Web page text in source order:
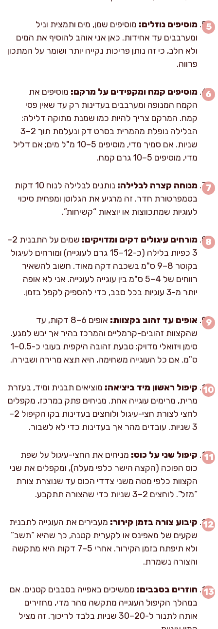
מוסיפים נוזלים: מוסיפים שמן, מים ותמצית וניל
ומערבבים עד אחידות. כאן אני אוהב להוסיף את המים
ולא חלב, כי זה נותן פריכות נקייה יותר ושומר על המתכון
פרווה.
מוסיפים קמח ומקפידים על מרקם: מוסיפים את
הקמח המנופה ומערבבים בעדינות רק עד שאין פסי
קמח. המרקם צריך להיות כמו שמנת מתוקה דלילה:
הבלילה נופלת מהמרית בסרט דק ונעלמת תוך 2–3
שניות. אם סמיך מדי, מוסיפים 5–10 מ"ל מים; אם דליל
מדי, מוסיפים 5–10 גרם קמח.
מנוחה קצרה לבלילה:
נותנים לבלילה לנוח 10 דקות
בטמפרטורת חדר. זה מרגיע את הגלוטן ומפחית סיכוי
לעוגיות שמתכווצות או יוצאות “קשיחות”.
מורחים עיגולים דקים ומדויקים:
שמים על התבנית 2–
3 כפיות בלילה (כ-12–15 גרם לעוגייה) ומורחים לעיגול
בקוטר 8–9 ס"מ בשכבה דקה מאוד. חשוב להשאיר
רווחים של 4–5 ס"מ בין עוגייה לעוגייה. אני לא אופה
יותר מ-3 עוגיות בכל סבב, כדי להספיק לקפל בזמן.
אופים עד זהוב בקצוות:
אופים 6–8 דקות, עד
שהקצוות זהובים-קרמליים והמרכז בהיר אך יבש למגע.
סימן ויזואלי מדויק: טבעת זהובה היקפית בעובי כ-0.5–1
ס"מ. אם כל העוגייה משחימה, היא תצא מרירה ושבירה.
קיפול ראשון מיד ביציאה: מוציאים תבנית ומיד, בעזרת
מרית, מרימים עוגייה אחת. מניחים פתק במרכז, מקפלים
לחצי לצורת חצי-עיגול ולוחצים בעדינות בקו הקיפול 2–
3 שניות. עובדים מהר אך בעדינות כדי לא לשבור.
קיפול שני על כוס: מניחים את החצי-עיגול על שפת
כוס הפוכה (הקצה הישר כלפי מעלה), ומקפלים את שני
הקצוות כלפי מטה משני צדדי הכוס עד שנוצרת צורת
“מזל”. לוחצים 2–3 שניות כדי שהצורה תתקבע.
קיבוע צורה בזמן קירור: מעבירים את העוגייה לתבנית
שקעים של מאפינס או לקערית קטנה, כך שהיא “תשב”
ולא תיפתח בזמן הקירור. אחרי 5–7 דקות היא מתקשה
והצורה נשמרת.
חוזרים בסבבים: ממשיכים באפייה בסבבים קטנים. אם
במהלך הקיפול העוגייה מתקשה מהר מדי, מחזירים
אותה לתנור ל-20–30 שניות בלבד לריכוך. זה מציל